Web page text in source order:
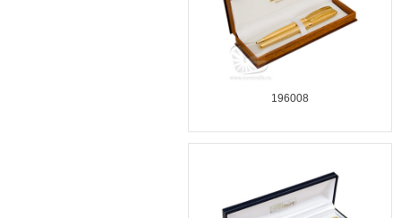
196008